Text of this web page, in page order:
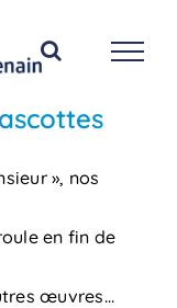
», nos
en fin de
œuvres…